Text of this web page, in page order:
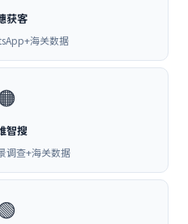
获客
海关数据
智搜
调查+海关数据